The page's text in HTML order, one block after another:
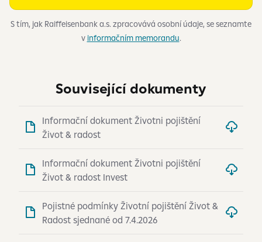
S tím, jak Raiffeisenbank a.s. zpracovává osobní údaje, se seznamte
v informačním memorandu.
Související dokumenty
Informační dokument Životni pojištění
Život & radost
Informační dokument Životni pojištění
Život & radost Invest
Pojistné podmínky Životní pojištění Život &
Radost sjednané od 7.4.2026